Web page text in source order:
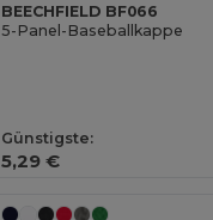
BEECHFIELD BF066
5-Panel-Baseballkappe
Günstigste:
5,29 €